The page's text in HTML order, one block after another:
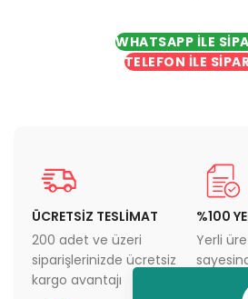
WHATSAPP İLE
TELEFON İLE
ÜCRETSİZ TESLİMAT
200 adet ve üzeri
siparişlerinizde ücretsiz
kargo avantajı
%100
Yerli
en üst